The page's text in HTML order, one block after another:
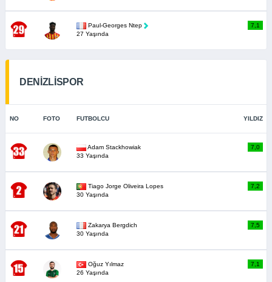
Paul-Georges Ntep
27 Yaşında
7,1
DENİZLİSPOR
NO FOTO FUTBOLCU YILDIZ
Adam Stackhowiak
33 Yaşında
7,0
Tiago Jorge Oliveira Lopes
30 Yaşında
7,2
Zakarya Bergdich
30 Yaşında
7,5
Oğuz Yılmaz
26 Yaşında
7,1